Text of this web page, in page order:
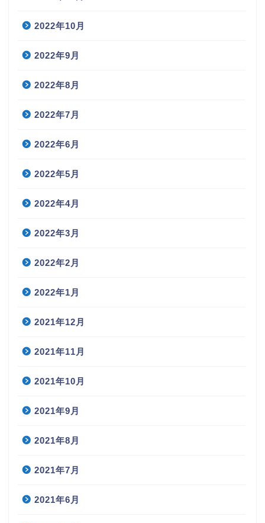
2022年10月
2022年9月
2022年8月
2022年7月
2022年6月
2022年5月
2022年4月
2022年3月
2022年2月
2022年1月
2021年12月
2021年11月
2021年10月
2021年9月
2021年8月
2021年7月
2021年6月